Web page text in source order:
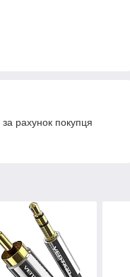
рахунок покупця